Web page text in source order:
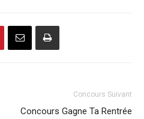
Concours Suivant
Concours Gagne Ta Rentrée